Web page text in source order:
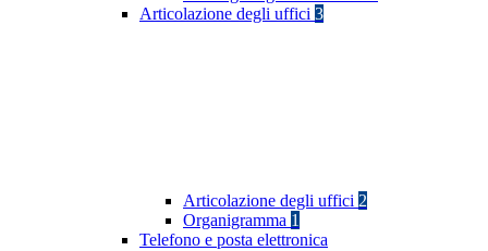
Articolazione degli uffici 3
Articolazione degli uffici 2
Organigramma 1
Telefono e posta elettronica